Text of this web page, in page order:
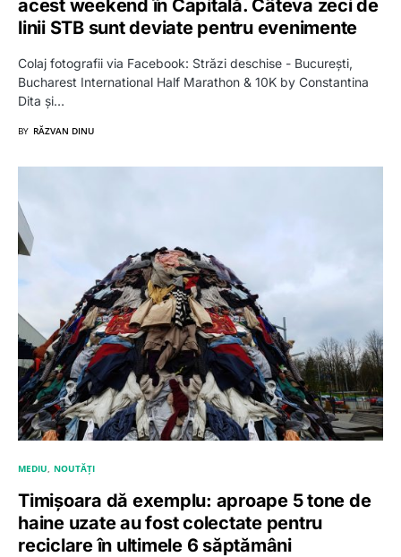
acest weekend în Capitală. Câteva zeci de
linii STB sunt deviate pentru evenimente
Colaj fotografii via Facebook: Străzi deschise - București,
Bucharest International Half Marathon & 10K by Constantina
Dita și…
BY RĂZVAN DINU
MEDIU NOUTĂȚI
Timișoara dă exemplu: aproape 5 tone de
haine uzate au fost colectate pentru
reciclare în ultimele 6 săptămâni